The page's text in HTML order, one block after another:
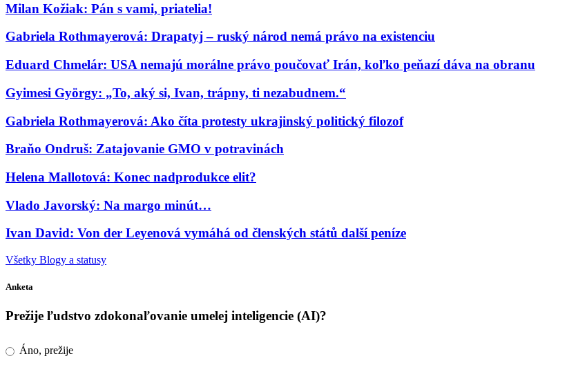
Milan Kožiak: Pán s vami, priatelia!
Gabriela Rothmayerová: Drapatyj – ruský národ nemá právo na existenciu
Eduard Chmelár: USA nemajú morálne právo poučovať Irán, koľko peňazí dáva na obranu
Gyimesi György: „To, aký si, Ivan, trápny, ti nezabudnem.“
Gabriela Rothmayerová: Ako číta protesty ukrajinský politický filozof
Braňo Ondruš: Zatajovanie GMO v potravinách
Helena Mallotová: Konec nadprodukce elit?
Vlado Javorský: Na margo minút…
Ivan David: Von der Leyenová vymáhá od členských států další peníze
Všetky Blogy a statusy
Anketa
Prežije ľudstvo zdokonaľovanie umelej inteligencie (AI)?
Áno, prežije